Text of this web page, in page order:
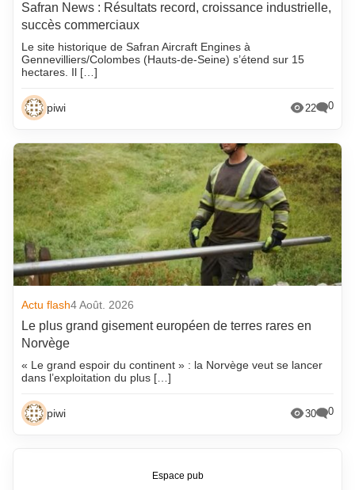
Safran News : Résultats record, croissance industrielle,
succès commerciaux
Le site historique de Safran Aircraft Engines à
Gennevilliers/Colombes (Hauts-de-Seine) s’étend sur 15
hectares. Il […]
piwi 22 0
Actu flash4 Août. 2026
Le plus grand gisement européen de terres rares en
Norvège
« Le grand espoir du continent » : la Norvège veut se lancer
dans l’exploitation du plus […]
piwi 30 0
Espace pub